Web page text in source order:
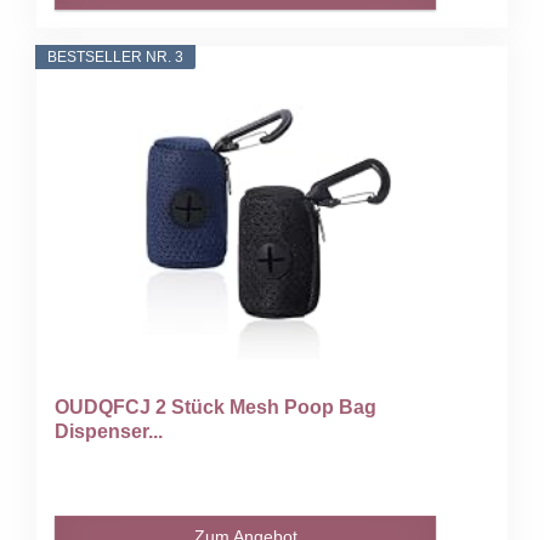
BESTSELLER NR. 3
OUDQFCJ 2 Stück Mesh Poop Bag
Dispenser...
Zum Angebot